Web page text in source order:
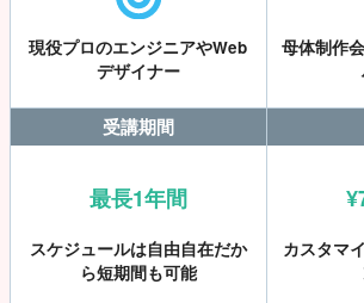
現役プロのエンジニアやWeb
デザイナー
母体制作
受講期間
最長1年間
スケジュールは自由自在だか
ら短期間も可能
カスタマ